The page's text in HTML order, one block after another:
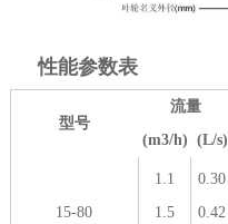
性能参数表
型号
流量
(m3/h) (L/s)
15-80
1.1
1.5
0.30
0.42